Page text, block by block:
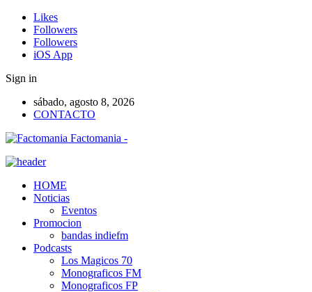
Likes
Followers
Followers
iOS App
Sign in
sábado, agosto 8, 2026
CONTACTO
Factomania -
HOME
Noticias
Eventos
Promocion
bandas indiefm
Podcasts
Los Magicos 70
Monograficos FM
Monograficos FP